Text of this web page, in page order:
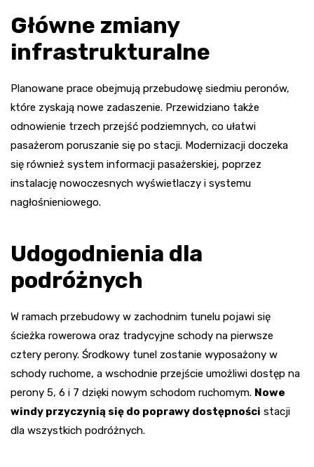
Główne zmiany
infrastrukturalne
Planowane prace obejmują przebudowę siedmiu peronów,
które zyskają nowe zadaszenie. Przewidziano także
odnowienie trzech przejść podziemnych, co ułatwi
pasażerom poruszanie się po stacji. Modernizacji doczeka
się również system informacji pasażerskiej, poprzez
instalację nowoczesnych wyświetlaczy i systemu
nagłośnieniowego.
Udogodnienia dla
podróżnych
W ramach przebudowy w zachodnim tunelu pojawi się
ścieżka rowerowa oraz tradycyjne schody na pierwsze
cztery perony. Środkowy tunel zostanie wyposażony w
schody ruchome, a wschodnie przejście umożliwi dostęp na
perony 5, 6 i 7 dzięki nowym schodom ruchomym. Nowe
windy przyczynią się do poprawy dostępności stacji
dla wszystkich podróżnych.